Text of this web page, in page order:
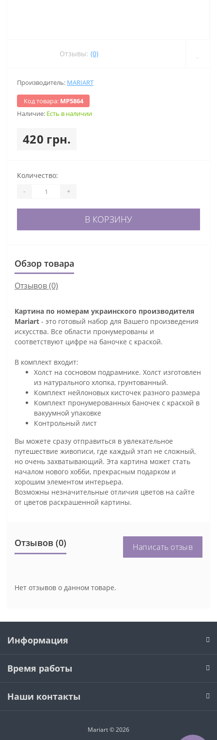
Отзывы: (0)
Производитель: MARIART
Код товара: МР5864
Наличие: Есть в наличии
420 грн.
Количество:
- +
В КОРЗИНУ
Обзор товара
Отзывов (0)
Картина по номерам украинского производителя
Mariart - это готовый набор для Вашего произведения
искусства. Все области пронумерованы и
соответствуют цифре на баночке с краской.
В комплект входит:
Холст на сосновом подрамнике. Холст изготовлен
из натурального хлопка, грунтованный.
Комплект нейлоновых кисточек разного размера
Комплект пронумерованных баночек с краской в
вакуумной упаковке
Контрольный лист
Вы можете сразу отправиться в увлекательное
путешествие живописи, где каждый этап не сложный,
но очень захватывающий. Эта картина может стать
началом нового хобби, прекрасным подарком и
хорошим элементом интерьера.
Возможны незначительные отличия цветов на сайте
от цветов раскрашенной картины.
Отзывов (0) Написать отзыв
Нет отзывов о данном товаре.
Информация
Время работы
Наши контакты
Mariart © 2026